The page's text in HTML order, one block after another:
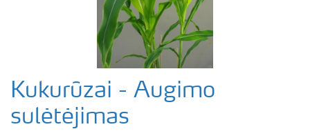
Kukurūzai - Augimo
sulėtėjimas